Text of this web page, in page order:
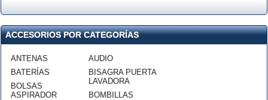
ACCESORIOS POR CATEGORÍAS
ANTENAS
BATERÍAS
BOLSAS
ASPIRADOR
AUDIO
BISAGRA PUERTA
LAVADORA
BOMBILLAS